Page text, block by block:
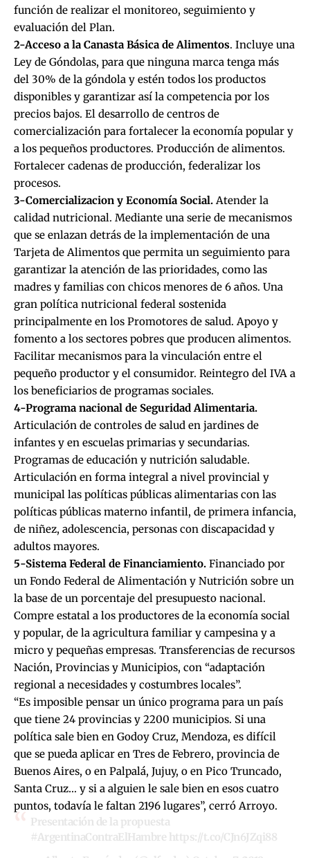
función de realizar el monitoreo, seguimiento y
evaluación del Plan.
2-Acceso a la Canasta Básica de Alimentos. Incluye una
Ley de Góndolas, para que ninguna marca tenga más
del 30% de la góndola y estén todos los productos
disponibles y garantizar así la competencia por los
precios bajos. El desarrollo de centros de
comercialización para fortalecer la economía popular y
a los pequeños productores. Producción de alimentos.
Fortalecer cadenas de producción, federalizar los
procesos.
3-Comercializacion y Economía Social. Atender la
calidad nutricional. Mediante una serie de mecanismos
que se enlazan detrás de la implementación de una
Tarjeta de Alimentos que permita un seguimiento para
garantizar la atención de las prioridades, como las
madres y familias con chicos menores de 6 años. Una
gran política nutricional federal sostenida
principalmente en los Promotores de salud. Apoyo y
fomento a los sectores pobres que producen alimentos.
Facilitar mecanismos para la vinculación entre el
pequeño productor y el consumidor. Reintegro del IVA a
los beneficiarios de programas sociales.
4-Programa nacional de Seguridad Alimentaria.
Articulación de controles de salud en jardines de
infantes y en escuelas primarias y secundarias.
Programas de educación y nutrición saludable.
Articulación en forma integral a nivel provincial y
municipal las políticas públicas alimentarias con las
políticas públicas materno infantil, de primera infancia,
de niñez, adolescencia, personas con discapacidad y
adultos mayores.
5-Sistema Federal de Financiamiento. Financiado por
un Fondo Federal de Alimentación y Nutrición sobre un
la base de un porcentaje del presupuesto nacional.
Compre estatal a los productores de la economía social
y popular, de la agricultura familiar y campesina y a
micro y pequeñas empresas. Transferencias de recursos
Nación, Provincias y Municipios, con “adaptación
regional a necesidades y costumbres locales”.
“Es imposible pensar un único programa para un país
que tiene 24 provincias y 2200 municipios. Si una
política sale bien en Godoy Cruz, Mendoza, es difícil
que se pueda aplicar en Tres de Febrero, provincia de
Buenos Aires, o en Palpalá, Jujuy, o en Pico Truncado,
Santa Cruz… y si a alguien le sale bien en esos cuatro
puntos, todavía le faltan 2196 lugares”, cerró Arroyo.
Presentación de la propuesta
#ArgentinaContraElHambre https://t.co/CJn6JZqi88